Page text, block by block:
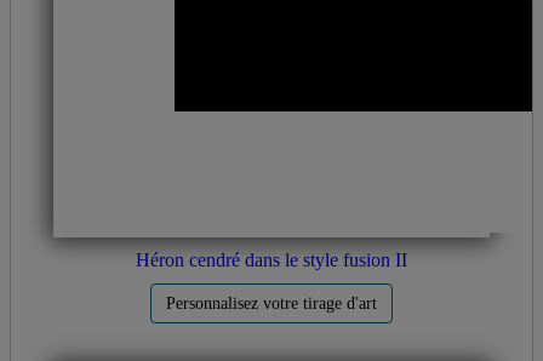
Héron cendré dans le style fusion II
Personnalisez votre tirage d'art